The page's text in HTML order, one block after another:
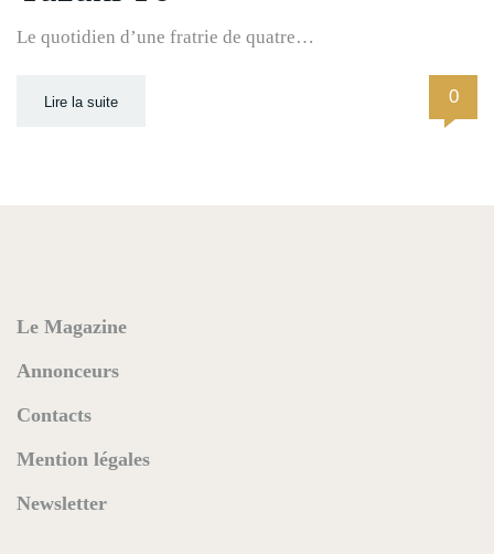
Le quotidien d’une fratrie de quatre…
Lire la suite 0
Le Magazine
Annonceurs
Contacts
Mention légales
Newsletter